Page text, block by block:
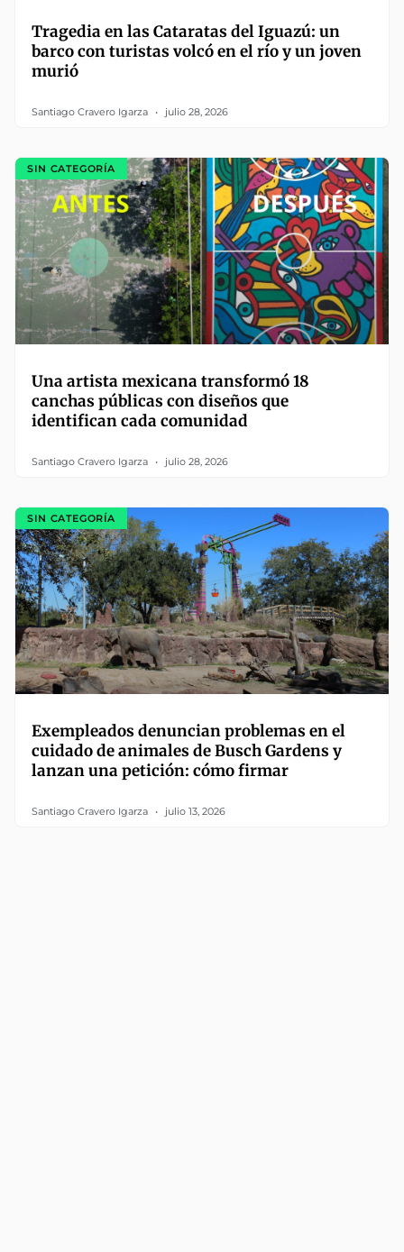
Tragedia en las Cataratas del Iguazú: un
barco con turistas volcó en el río y un joven
murió
Santiago Cravero Igarza julio 28, 2026
SIN CATEGORÍA
Una artista mexicana transformó 18
canchas públicas con diseños que
identifican cada comunidad
Santiago Cravero Igarza julio 28, 2026
SIN CATEGORÍA
Exempleados denuncian problemas en el
cuidado de animales de Busch Gardens y
lanzan una petición: cómo firmar
Santiago Cravero Igarza julio 13, 2026